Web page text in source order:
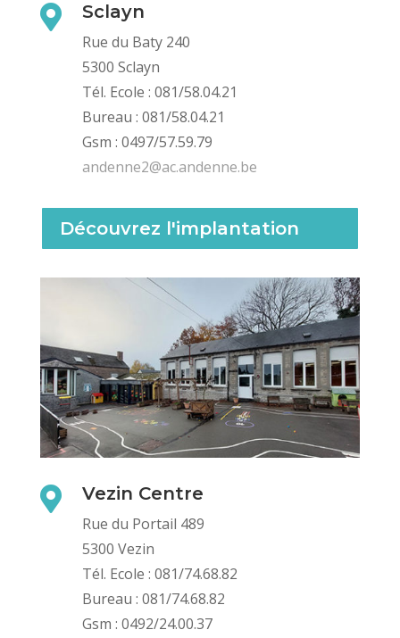
 Sclayn
Rue du Baty 240
5300 Sclayn
Tél. Ecole : 081/58.04.21
Bureau : 081/58.04.21
Gsm : 0497/57.59.79
andenne2@ac.andenne.be
Découvrez l'implantation
 Vezin Centre
Rue du Portail 489
5300 Vezin
Tél. Ecole : 081/74.68.82
Bureau : 081/74.68.82
Gsm : 0492/24.00.37